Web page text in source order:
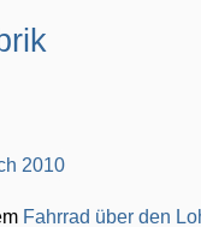
Fahrrad über den